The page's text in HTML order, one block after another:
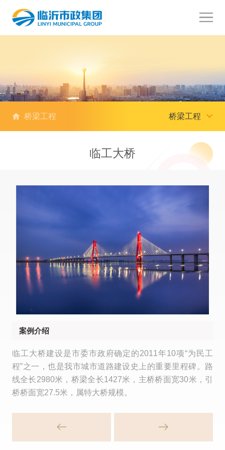
桥梁工程 桥梁工程
临工大桥
案例介绍
临工大桥建设是市委市政府确定的2011年10项“为民工
程”之一，也是我市城市道路建设史上的重要里程碑。路
线全长2980米，桥梁全长1427米，主桥桥面宽30米，引
桥桥面宽27.5米，属特大桥规模。